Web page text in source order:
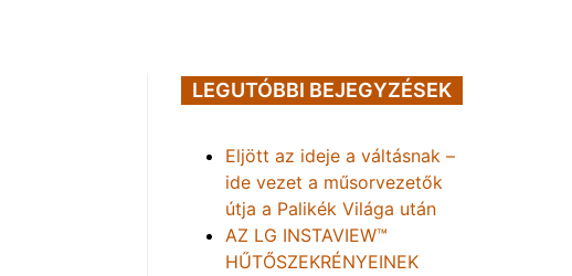
LEGUTÓBBI BEJEGYZÉSEK
Eljött az ideje a váltásnak –
ide vezet a műsorvezetők
útja a Palikék Világa után
AZ LG INSTAVIEW™
HŰTŐSZEKRÉNYEINEK